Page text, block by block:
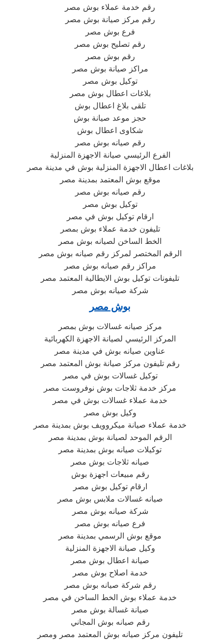
رقم خدمة عملاء بوش مصر
رقم مركز صيانة بوش مصر
فرع بوش مصر
رقم تصليح بوش مصر
رقم بوش مصر
مراكز صيانة بوش مصر
توكيل بوش مصر
بلاغات اعطال بوش مصر
تلقى بلاغ اعطال بوش
حجز موعد صيانة بوش
شكاوى اعطال بوش
رقم صيانه بوش مصر
الفرع الرئيسي صيانة الاجهزة المنزلية
بلاغات اعطال الاجهزة المنزلية بوش في مدينة مصر
موقع بوش المعتمد بمدينة مصر
رقم صيانه بوش مصر
توكيل بوش مصر
ارقام توكيل بوش في مصر
تليفون خدمة عملاء بوش بمصر
الخط الساخن لصيانه بوش مصر
الرقم المختصر لمركز رقم صيانه بوش مصر
مراكز رقم صيانه بوش مصر
تليفونات توكيل بوش الايطالية المعتمد مصر
شركة صيانه بوش مصر
بوش مصر
مركز صيانه غسالات بوش بمصر
المركز الرئيسي لصيانة الاجهزة الكهربائية
عناوين صيانه بوش في مدينة مصر
رقم تليفون مركز صيانة بوش المعتمد مصر
توكيل غسالات بوش في مصر
مركز خدمة ثلاجات بوش نوفروست مصر
خدمة عملاء غسالات بوش في مصر
وكيل بوش مصر
خدمة عملاء صيانة ميكروويف بوش بمدينة مصر
الرقم الموحد لصيانة بوش بمدينة مصر
توكيلات صيانه بوش بمدينة مصر
صيانه ثلاجات بوش مصر
رقم مبيعات اجهزة بوش
ارقام توكيل بوش مصر
صيانه غسالات ملابس بوش مصر
شركة صيانه بوش مصر
فرع صيانه بوش مصر
موقع بوش الرسمي بمدينة مصر
وكيل صيانة الاجهزة المنزلية
صيانة اعطال بوش مصر
خدمة اصلاح بوش مصر
رقم شركة صيانه بوش مصر
خدمة عملاء بوش الخط الساخن في مصر
صيانة غسالة بوش مصر
رقم صيانه بوش المجاني
تليفون مركز صيانه بوش المعتمد مصر ومصر